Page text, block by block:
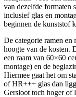
van dezelfde formaten
inclusief glas en
beginnen de kunststof
De categorie ramen en
hoogte van de kosten.
een raam van 60×60
montage) en de
Hiermee gaat het om
of HR+++ glas dan
Gersloot toch hoger of